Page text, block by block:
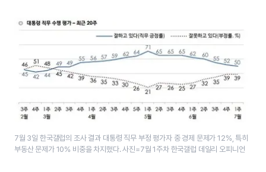
7월 3일 한국갤럽의 조사 결과 대통령 직무 부정 평가자 중 경제 문제가 12%, 특히
부동산 문제가 10% 비중을 차지했다. 사진=7월 1주차 한국갤럽 데일리 오피니언